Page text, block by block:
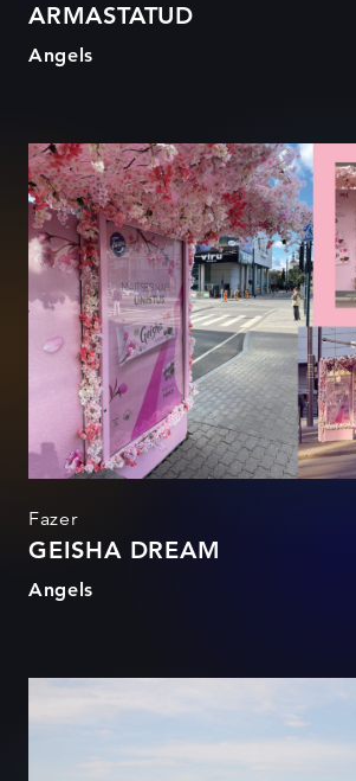
ARMASTATUD
Angels
GEISHA
Fazer
GEISHA DREAM
Angels